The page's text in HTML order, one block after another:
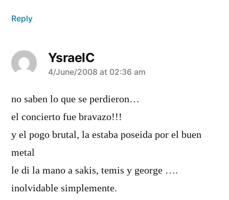
Reply
YsraelC
says:
4/June/2008 at 02:36 am
no saben lo que se perdieron…
el concierto fue bravazo!!!
y el pogo brutal, la estaba poseida por el buen
metal
le di la mano a sakis, temis y george ….
inolvidable simplemente.